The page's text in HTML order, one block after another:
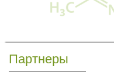
Партнеры